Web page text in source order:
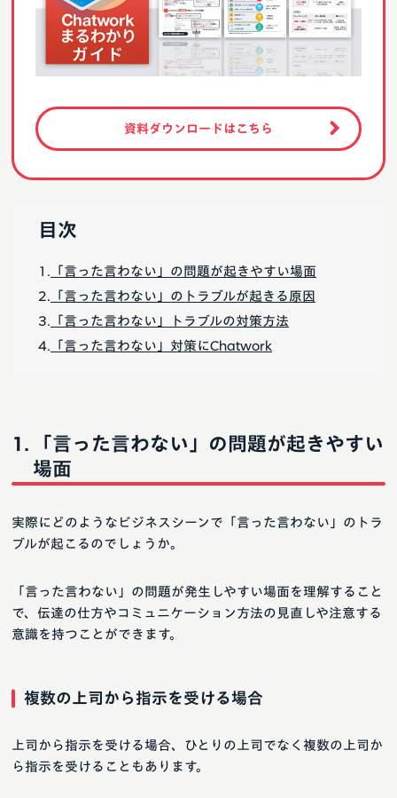
資料ダウンロードはこちら
目次
「言った言わない」の問題が起きやすい場面
「言った言わない」のトラブルが起きる原因
「言った言わない」トラブルの対策方法
「言った言わない」対策にChatwork
「言った言わない」の問題が起きやすい
場面
実際にどのようなビジネスシーンで「言った言わない」のトラ
ブルが起こるのでしょうか。
「言った言わない」の問題が発生しやすい場面を理解すること
で、伝達の仕方やコミュニケーション方法の見直しや注意する
意識を持つことができます。
複数の上司から指示を受ける場合
上司から指示を受ける場合、ひとりの上司でなく複数の上司か
ら指示を受けることもあります。